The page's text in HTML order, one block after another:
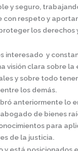
y seguro,
con respeto y
los derechos
interesado y
visión clara sobre la
y sobre todo
los demás.
anteriormente lo
abogado de bienes
para
de la justicia.